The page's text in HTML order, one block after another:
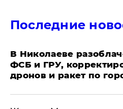
Последние
В Николаеве
ФСБ и ГРУ,
дронов и ракет по